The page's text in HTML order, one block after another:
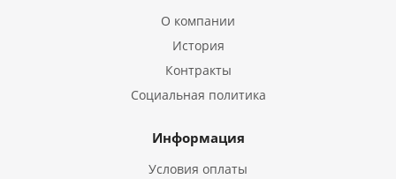
О компании
История
Контракты
Социальная политика
Информация
Условия оплаты